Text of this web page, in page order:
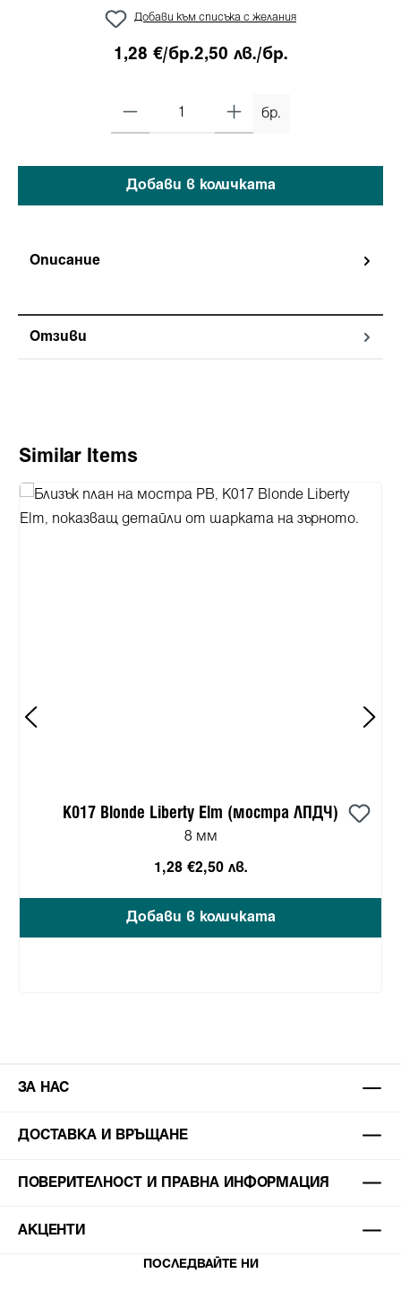
Добави към списъка с желания
1,28 €/бр.2,50 лв./бр.
бр.
Добави в количката
Описание
Отзиви
Пропуснете продуктовата галерия
Similar Items
K017 Blonde Liberty Elm (мостра ЛПДЧ)
8 мм
1,28 €2,50 лв.
Добави в количката
ЗА НАС
ДОСТАВКА И ВРЪЩАНЕ
ПОВЕРИТЕЛНОСТ И ПРАВНА ИНФОРМАЦИЯ
АКЦЕНТИ
ПОСЛЕДВАЙТЕ НИ